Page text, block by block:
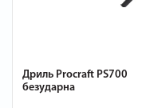
Дриль Procraft PS700
безударна